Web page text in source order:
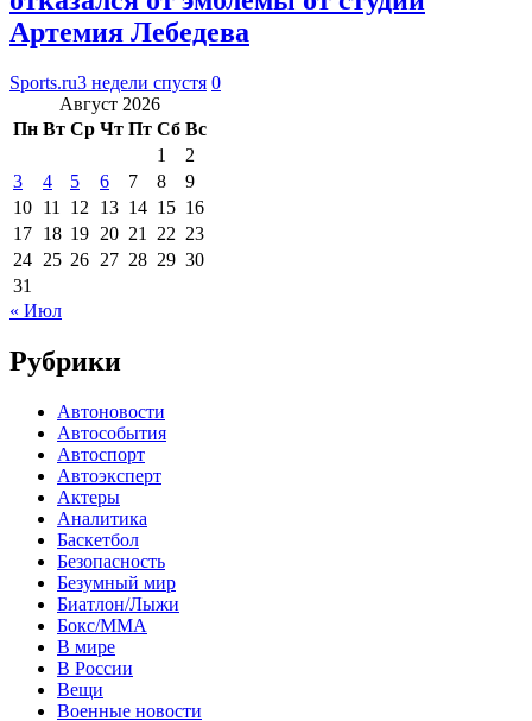
Артемия Лебедева
Sports.ru3 недели спустя 0
Август 2026
Пн Вт Ср Чт Пт Сб Вс
1
2
3
4 5 6 7 8
9
10 11 12 13 14 15 16
17 18 19 20 21 22 23
24 25 26 27 28 29 30
31
« Июл
Рубрики
Автоновости
Автособытия
Автоспорт
Автоэксперт
Актеры
Аналитика
Баскетбол
Безопасность
Безумный мир
Биатлон/Лыжи
Бокс/MMA
В мире
В России
Вещи
Военные новости